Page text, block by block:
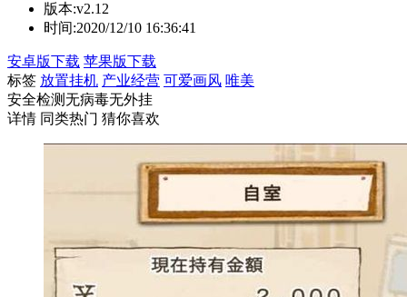
版本:v2.12
时间:2020/12/10 16:36:41
安卓版下载 苹果版下载
标签 放置挂机 产业经营 可爱画风 唯美
安全检测无病毒无外挂
详情 同类热门 猜你喜欢